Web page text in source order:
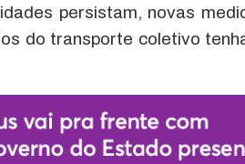
persistam, novas
do transporte coletivo